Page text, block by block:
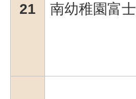
21 南幼稚園富